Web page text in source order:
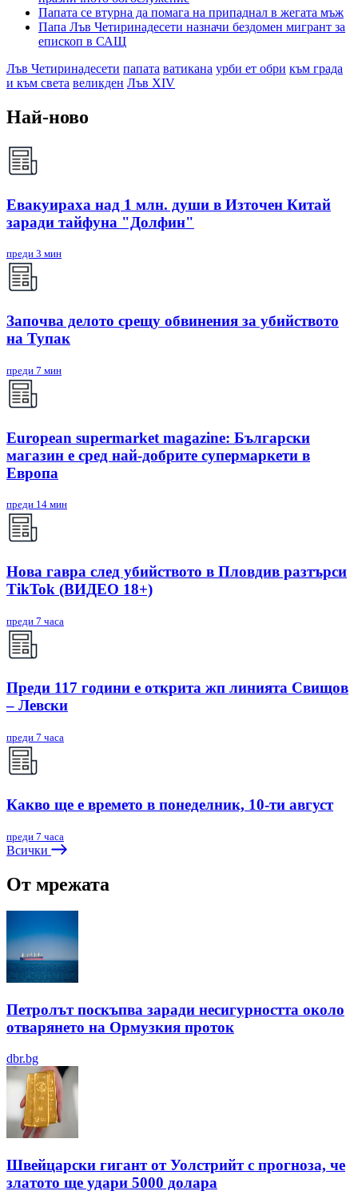
Папата се втурна да помага на припаднал в жегата мъж
Папа Лъв Четиринадесети назначи бездомен мигрант за
епископ в САЩ
Лъв Четиринадесети папата ватикана урби ет обри към града
и към света великден Лъв XIV
Най-ново
Евакуираха над 1 млн. души в Източен Китай
заради тайфуна "Долфин"
преди 3 мин
Започва делото срещу обвинения за убийството
на Тупак
преди 7 мин
European supermarket magazine: Български
магазин е сред най-добрите супермаркети в
Европа
преди 14 мин
Нова гавра след убийството в Пловдив разтърси
TikTok (ВИДЕО 18+)
преди 7 часа
Преди 117 години е открита жп линията Свищов
– Левски
преди 7 часа
Какво ще е времето в понеделник, 10-ти август
преди 7 часа
Всички
От мрежата
Петролът поскъпва заради несигурността около
отварянето на Ормузкия проток
dbr.bg
Швейцарски гигант от Уолстрийт с прогноза, че
златото ще удари 5000 долара